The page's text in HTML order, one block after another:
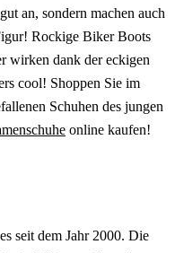
an, sondern machen auch
Rockige Biker Boots
wirken dank der eckigen
cool! Shoppen Sie im
Schuhen des jungen
online kaufen!
seit dem Jahr 2000. Die